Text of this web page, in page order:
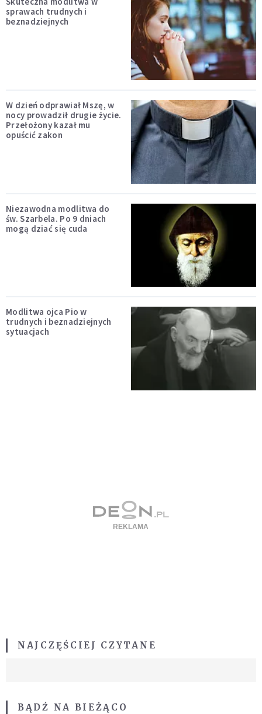
sprawach trudnych i
beznadziejnych
W dzień odprawiał Mszę, w
nocy prowadził drugie życie.
Przełożony kazał mu
opuścić zakon
Niezawodna modlitwa do
św. Szarbela. Po 9 dniach
mogą dziać się cuda
Modlitwa ojca Pio w
trudnych i beznadziejnych
sytuacjach
NAJCZĘŚCIEJ CZYTANE
BĄDŹ NA BIEŻĄCO